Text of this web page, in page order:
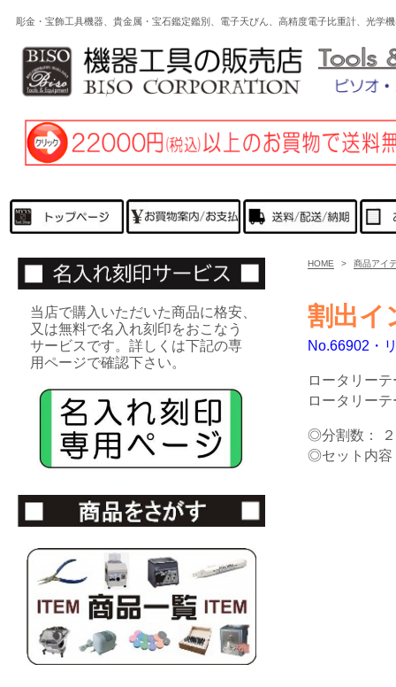
彫金・宝飾工具機器、貴金属・宝石鑑定鑑別、電子天びん、高精度電子比重計、光
HOME > 商品アイ
割出イ
No.66902・
ロータリー
ロータリー
◎分割数：
◎セット内容
当店で購入いただいた商品に格安、
又は無料で名入れ刻印をおこなう
サービスです。詳しくは下記の専
用ページで確認下さい。